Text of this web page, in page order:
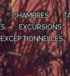
CHAMBRES
EXCURSIONS